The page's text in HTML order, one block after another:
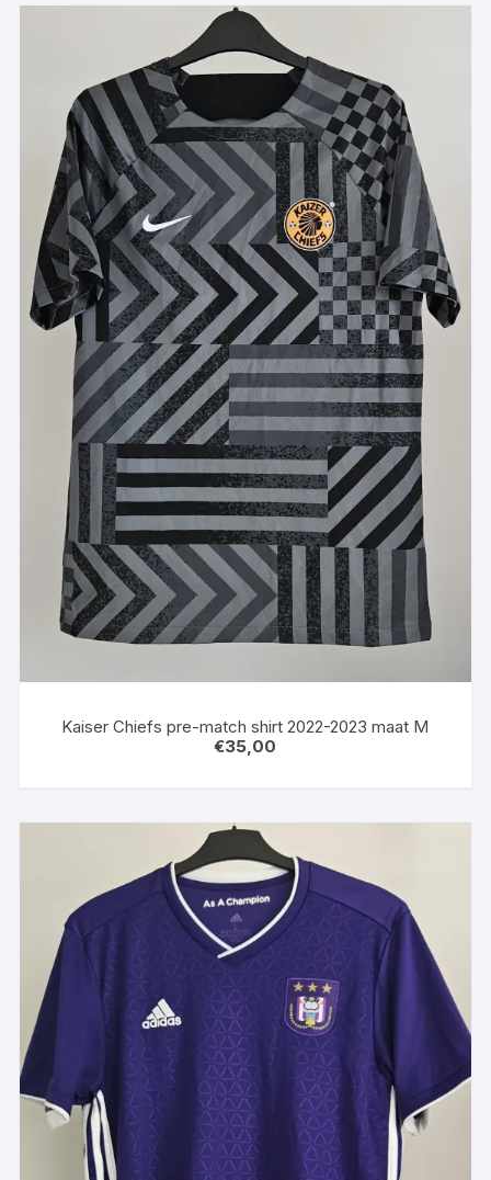
Kaiser Chiefs pre-match shirt 2022-2023 maat M
€35,00